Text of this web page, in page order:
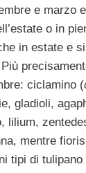
e marzo
o in
in estate e
ciclamino (
gladioli,
lilium,
mentre
tipi di